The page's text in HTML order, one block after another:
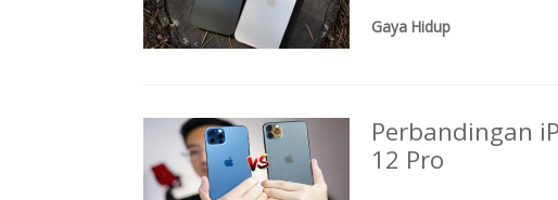
Gaya Hidup
Perbandingan
12 Pro